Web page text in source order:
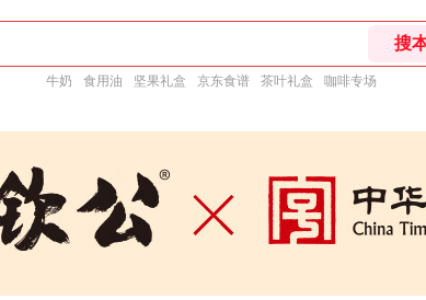
牛奶 食用油 坚果礼盒 京东食谱 茶叶礼盒 咖啡专场